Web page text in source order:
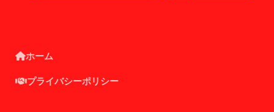
ホーム
プライバシーポリシー